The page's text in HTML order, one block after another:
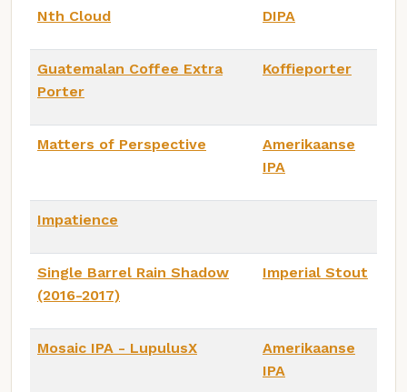
Nth Cloud DIPA
Guatemalan Coffee Extra
Porter
Koffieporter
Matters of Perspective
Amerikaanse
IPA
Impatience
Single Barrel Rain Shadow
(2016-2017)
Imperial Stout
Mosaic IPA - LupulusX
Amerikaanse
IPA